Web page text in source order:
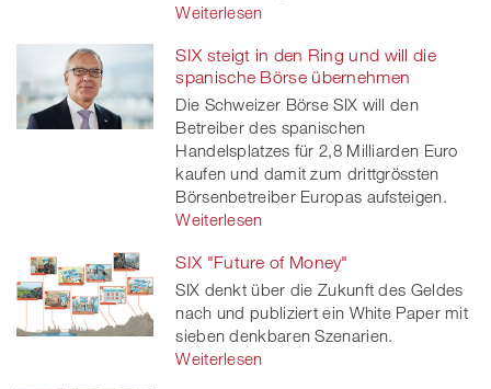
Weiterlesen
SIX steigt in den Ring und will die
spanische Börse übernehmen
Die Schweizer Börse SIX will den
Betreiber des spanischen
Handelsplatzes für 2,8 Milliarden Euro
kaufen und damit zum drittgrössten
Börsenbetreiber Europas aufsteigen.
Weiterlesen
SIX "Future of Money"
SIX denkt über die Zukunft des Geldes
nach und publiziert ein White Paper mit
sieben denkbaren Szenarien.
Weiterlesen